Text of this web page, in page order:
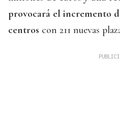
provocará el incremento
centros con 211 nuevas